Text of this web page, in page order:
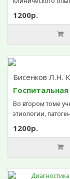
1200р.
Бисенков Л.Н.
Во втором томе
этиологии,
1200р.